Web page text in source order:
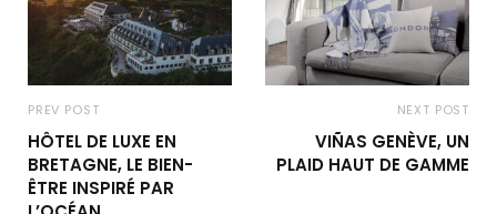
PREV POST
HÔTEL DE LUXE EN
BRETAGNE, LE BIEN-
ÊTRE INSPIRÉ PAR
NEXT POST
VIÑAS GENÈVE, UN
PLAID HAUT DE GAMME